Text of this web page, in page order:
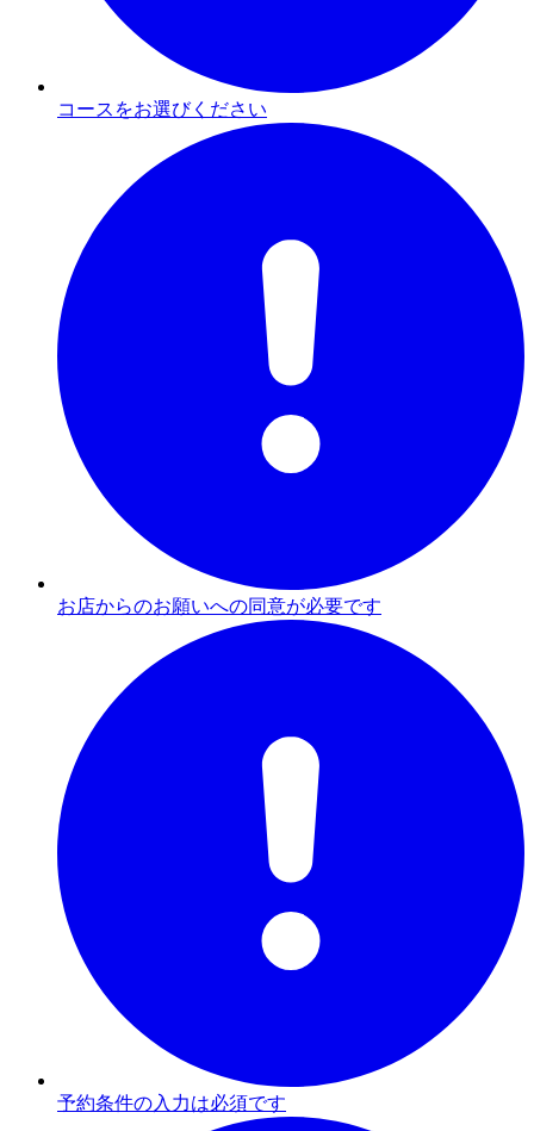
コースをお選びください
お店からのお願いへの同意が必要です
予約条件の入力は必須です